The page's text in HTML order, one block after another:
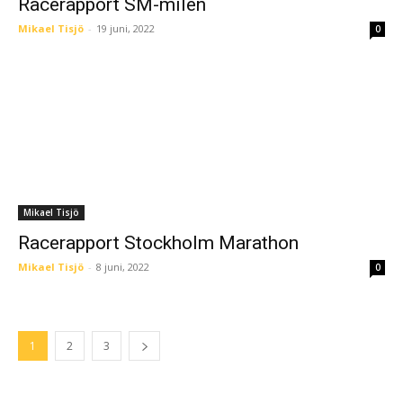
Mikael Tisjö - 19 juni, 2022 0
Mikael Tisjö
Racerapport Stockholm Marathon
Mikael Tisjö - 8 juni, 2022 0
1 2 3